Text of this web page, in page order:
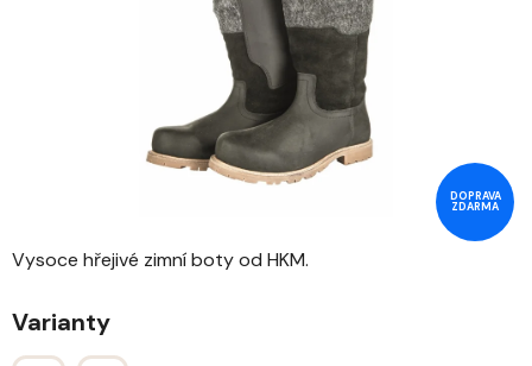
Vysoce hřejivé zimní boty od HKM.
Varianty
DOPRAVA
ZDARMA